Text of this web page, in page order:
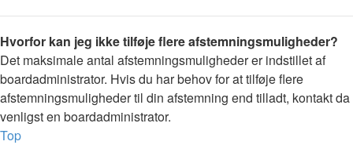
Hvorfor kan jeg ikke tilføje flere afstemningsmuligheder?
Det maksimale antal afstemningsmuligheder er indstillet af
boardadministrator. Hvis du har behov for at tilføje flere
afstemningsmuligheder til din afstemning end tilladt, kontakt da
venligst en boardadministrator.
Top